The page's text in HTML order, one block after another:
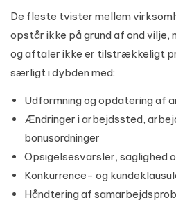
De fleste tvister mellem
opstår ikke på grund af ond vilje,
og aftaler ikke er tilstrækkeligt
særligt i dybden med:
Udformning og opdatering af
Ændringer i arbejdssted,
bonusordninger
Opsigelsesvarsler, saglighed
Konkurrence- og
Håndtering af